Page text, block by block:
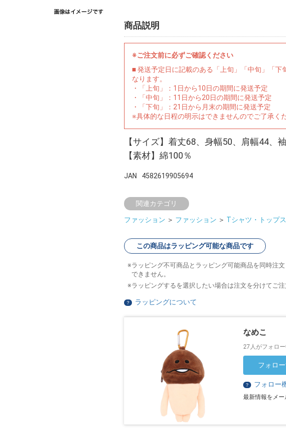
商品説明
※ご注文前に必ずご確認ください
■ 発送予定日に記載のある「上旬」「中旬」「下
なります。
・「上旬」：1日から10日の期間に発送予定
・「中旬」：11日から20日の期間に発送予定
・「下旬」：21日から月末の期間に発送予定
※具体的な日程の明示はできませんのでご了承く
【サイズ】着丈68、身幅50、肩幅44、
【素材】綿100％
JAN 4582619905694
関連カテゴリ
ファッション ＞ ファッション ＞ Tシャツ・トップス
この商品はラッピング可能な商品です
ラッピング不可商品とラッピング可能商品を同時注
できません。
ラッピングするを選択したい場合は注文を分けてご注
？ ラッピングについて
なめこ
27人がフォロ
フォロ
？ フォロー
最新情報をメー